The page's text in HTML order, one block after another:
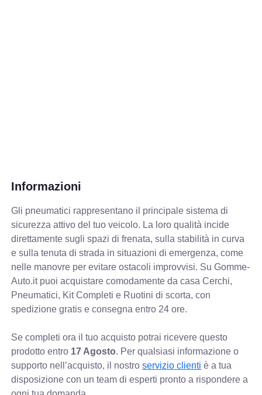
Informazioni
Gli pneumatici rappresentano il principale sistema di
sicurezza attivo del tuo veicolo. La loro qualità incide
direttamente sugli spazi di frenata, sulla stabilità in curva
e sulla tenuta di strada in situazioni di emergenza, come
nelle manovre per evitare ostacoli improvvisi. Su Gomme-
Auto.it puoi acquistare comodamente da casa Cerchi,
Pneumatici, Kit Completi e Ruotini di scorta, con
spedizione gratis e consegna entro 24 ore.
Se completi ora il tuo acquisto potrai ricevere questo
prodotto entro 17 Agosto. Per qualsiasi informazione o
supporto nell’acquisto, il nostroservizio clienti è a tua
disposizione con un team di esperti pronto a rispondere a